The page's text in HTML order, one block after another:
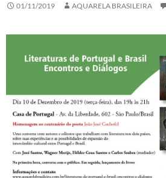
01/11/2019 AQUARELA BRASILEIRA